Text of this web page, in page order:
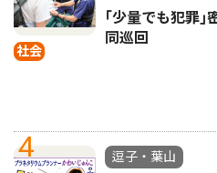
社会
｢少量でも犯罪
同巡回
4
逗子・葉山